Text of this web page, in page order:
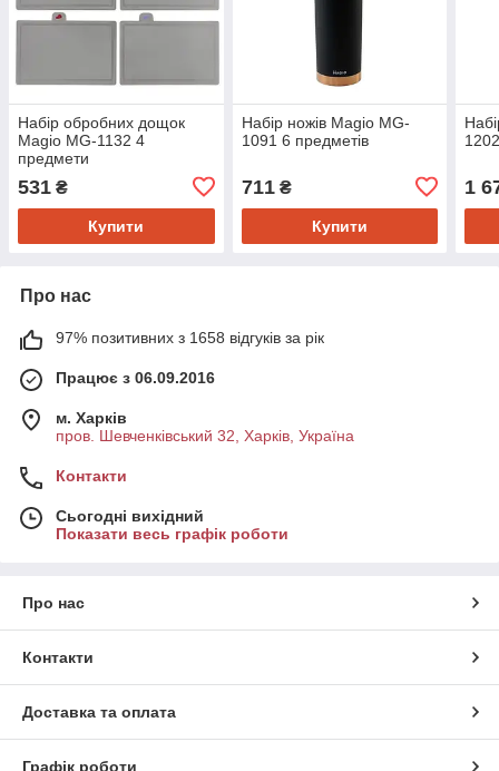
Набір обробних дощок
Magio MG-1132 4
предмети
531 ₴
Купити
Набір ножів Magio MG-
1091 6 предметів
711₴
Купити
1
Про нас
97% позитивних з 1658 відгуків за рік
Працює з 06.09.2016
м. Харків
пров. Шевченківський 32, Харків, Україна
Контакти
Сьогодні вихідний
Показати весь графік роботи
Про нас
Контакти
Доставка та оплата
Графік роботи